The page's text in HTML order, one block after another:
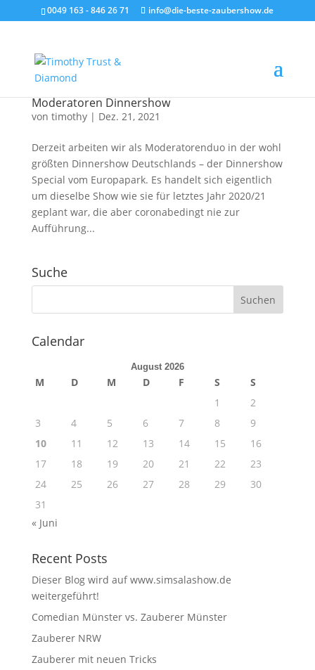
0049 163 - 846 26 71 info@die-beste-zaubershow.de
Moderatoren Dinnershow
von timothy| Dez. 21, 2021
Derzeit arbeiten wir als Moderatorenduo in der wohl
größten Dinnershow Deutschlands – der Dinnershow
Special vom Europapark. Es handelt sich eigentlich
um dieselbe Show wie sie für letztes Jahr 2020/21
geplant war, die aber coronabedingt nie zur
Aufführung...
Suche
Calendar
August 2026
M D M D F S
S
1
2
3
4 5 6 7 8
9
10
11 12 13 14 15
16
17
18 19 20 21 22
23
24
25 26 27 28 29
30
31
« Juni
Recent Posts
Dieser Blog wird auf www.simsalashow.de
weitergeführt!
Comedian Münster vs. Zauberer Münster
Zauberer NRW
Zauberer mit neuen Tricks